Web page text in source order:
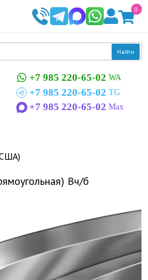
0
Найти
+7 985 220-65-02 WA
+7 985 220-65-02 TG
+7 985 220-65-02 Max
Вч/б